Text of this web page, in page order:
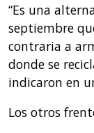
“Es una
septiembre
contraria a
donde se
indicaron en
Los otros